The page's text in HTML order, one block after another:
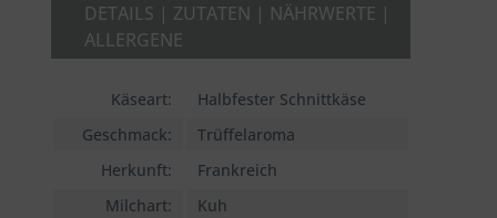
DETAILS | ZUTATEN | NÄHRWERTE |
ALLERGENE
Käseart:
Halbfester Schnittkäse
Geschmack:
Trüffelaroma
Herkunft:
Frankreich
Milchart:
Kuh